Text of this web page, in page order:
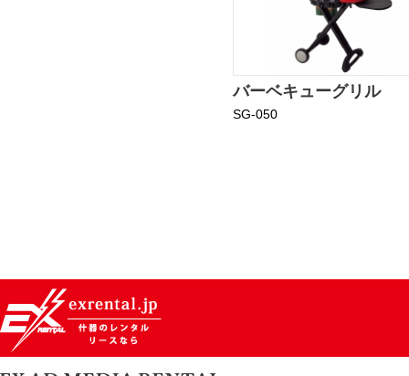
バーベキューグリル
SG-050